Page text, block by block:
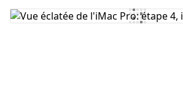
Ajouter un commentaire